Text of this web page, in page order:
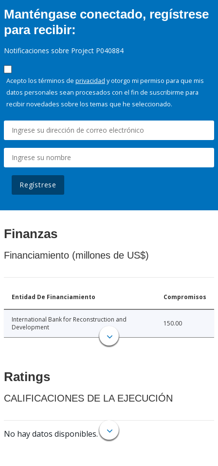
Manténgase conectado, regístrese
para recibir:
Notificaciones sobre Project P040884
Acepto los términos de privacidad y otorgo mi permiso para que mis
datos personales sean procesados con el fin de suscribirme para
recibir novedades sobre los temas que he seleccionado.
Regístrese
Finanzas
Financiamiento (millones de US$)
Entidad De Financiamiento Compromisos
International Bank for Reconstruction and
Development
150.00
Ratings
CALIFICACIONES DE LA EJECUCIÓN
No hay datos disponibles.